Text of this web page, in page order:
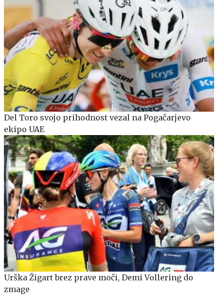
Del Toro svojo prihodnost vezal na Pogačarjevo
ekipo UAE
Urška Žigart brez prave moči, Demi Vollering do
zmage